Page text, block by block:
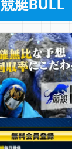
競艇BULL